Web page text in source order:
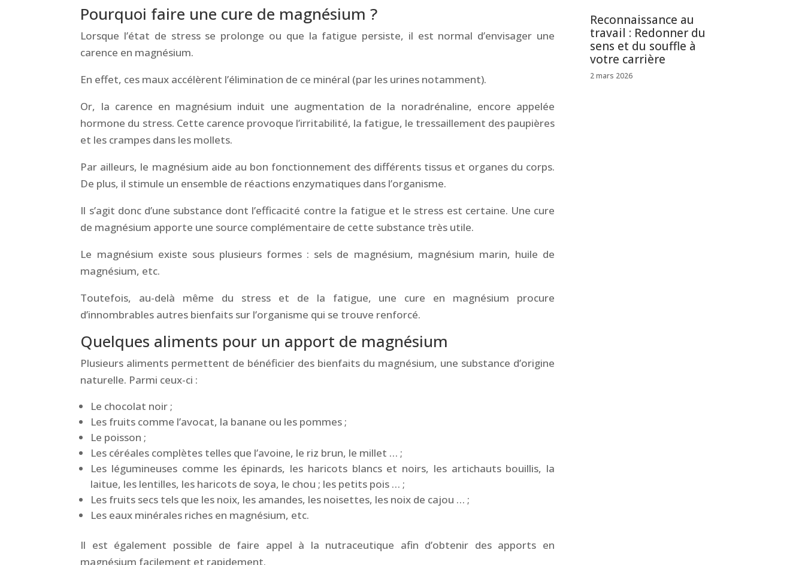
Pourquoi faire une cure de magnésium ?
Lorsque l’état de stress se prolonge ou que la fatigue persiste, il est normal d’envisager une
carence en magnésium.
En effet, ces maux accélèrent l’élimination de ce minéral (par les urines notamment).
Or, la carence en magnésium induit une augmentation de la noradrénaline, encore appelée
hormone du stress. Cette carence provoque l’irritabilité, la fatigue, le tressaillement des paupières
et les crampes dans les mollets.
Par ailleurs, le magnésium aide au bon fonctionnement des différents tissus et organes du corps.
De plus, il stimule un ensemble de réactions enzymatiques dans l’organisme.
Il s’agit donc d’une substance dont l’efficacité contre la fatigue et le stress est certaine. Une cure
de magnésium apporte une source complémentaire de cette substance très utile.
Le magnésium existe sous plusieurs formes : sels de magnésium, magnésium marin, huile de
magnésium, etc.
Toutefois, au-delà même du stress et de la fatigue, une cure en magnésium procure
d’innombrables autres bienfaits sur l’organisme qui se trouve renforcé.
Quelques aliments pour un apport de magnésium
Plusieurs aliments permettent de bénéficier des bienfaits du magnésium, une substance d’origine
naturelle. Parmi ceux-ci :
Le chocolat noir ;
Les fruits comme l’avocat, la banane ou les pommes ;
Le poisson ;
Les céréales complètes telles que l’avoine, le riz brun, le millet … ;
Les légumineuses comme les épinards, les haricots blancs et noirs, les artichauts bouillis, la
laitue, les lentilles, les haricots de soya, le chou ; les petits pois … ;
Les fruits secs tels que les noix, les amandes, les noisettes, les noix de cajou … ;
Les eaux minérales riches en magnésium, etc.
Il est également possible de faire appel à la nutraceutique afin d’obtenir des apports en
magnésium facilement et rapidement.
Reconnaissance au
travail : Redonner du
sens et du souffle à
votre carrière
2 mars 2026